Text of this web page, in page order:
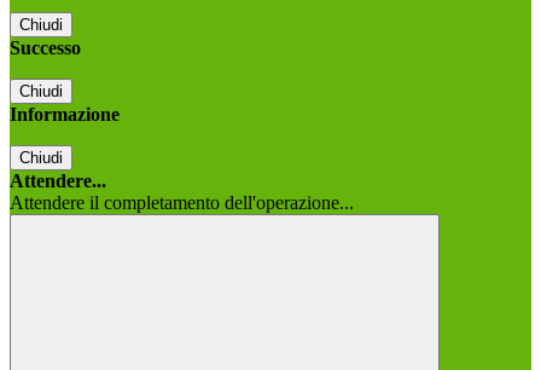
Chiudi
Successo
Chiudi
Informazione
Chiudi
Attendere...
Attendere il completamento dell'operazione...